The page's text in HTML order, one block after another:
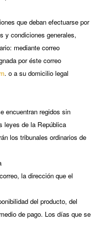
que deban efectuarse por
y condiciones generales,
mediante correo
por éste correo
. o a su domicilio legal
encuentran regidos sin
leyes de la República
los tribunales ordinarios de
la dirección que el
del producto, del
de pago. Los días que se